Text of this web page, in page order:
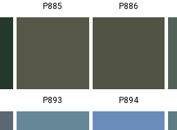
P885 P886
P893 P894